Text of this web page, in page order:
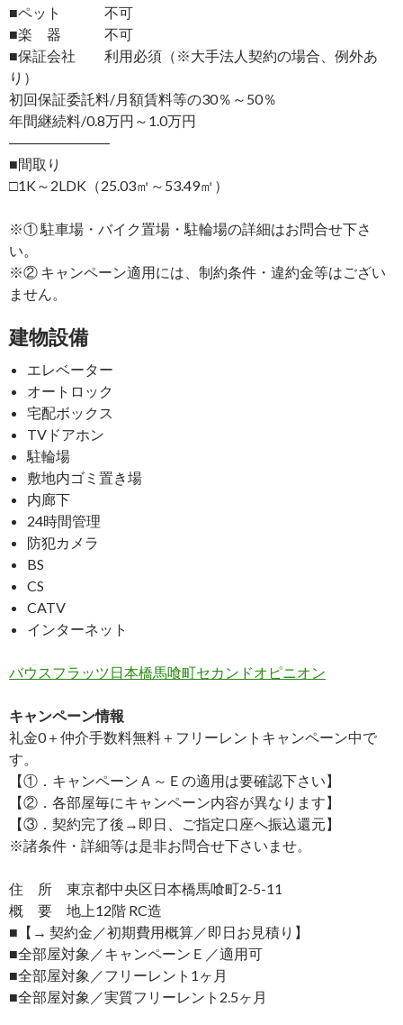
■ペット 不可
■楽 器 不可
■保証会社 利用必須（※大手法人契約の場合、例外あ
り）
初回保証委託料/月額賃料等の30％～50％
年間継続料/0.8万円～1.0万円
―――――――
■間取り
□1K～2LDK（25.03㎡～53.49㎡）
※① 駐車場・バイク置場・駐輪場の詳細はお問合せ下さ
い。
※② キャンペーン適用には、制約条件・違約金等はござい
ません。
建物設備
エレベーター
オートロック
宅配ボックス
TVドアホン
駐輪場
敷地内ゴミ置き場
内廊下
24時間管理
防犯カメラ
BS
CS
CATV
インターネット
バウスフラッツ日本橋馬喰町セカンドオピニオン
キャンペーン情報
礼金0＋仲介手数料無料 ＋ フリーレント キャンペーン中で
す。
【①．キャンペーンＡ～Ｅの適用は要確認下さい】
【②．各部屋毎にキャンペーン内容が異なります】
【③．契約完了後→即日、ご指定口座へ振込還元】
※諸条件・詳細等は是非お問合せ下さいませ。
住 所 東京都中央区日本橋馬喰町2-5-11
概 要 地上12階 RC造
■【→ 契約金／初期費用概算／即日お見積り】
■全部屋対象／キャンペーンＥ／適用可
■全部屋対象／フリーレント1ヶ月
■全部屋対象／実質フリーレント2.5ヶ月